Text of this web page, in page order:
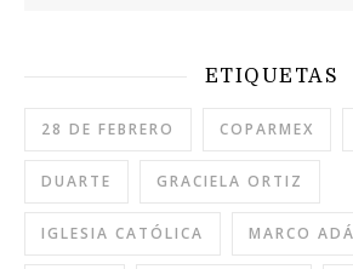
ETIQUETAS
28 DE FEBRERO COPARMEX
DUARTE GRACIELA ORTIZ
IGLESIA CATÓLICA MARCO